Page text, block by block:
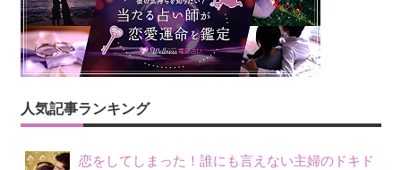
人気記事ランキング
恋をしてしまった！誰にも言えない主婦のドキド